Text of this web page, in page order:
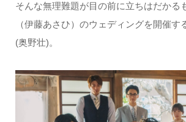
そんな無理難題が目の前に立ちはだかる
（伊藤あさひ）のウェディングを開催す
(奥野壮)。